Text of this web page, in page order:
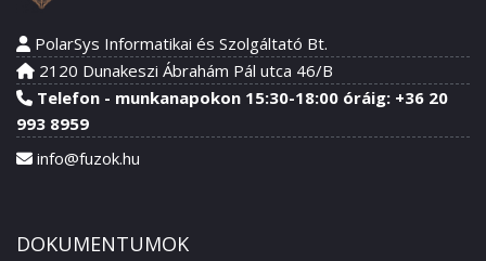
PolarSys Informatikai és Szolgáltató Bt.
2120 Dunakeszi Ábrahám Pál utca 46/B
Telefon - munkanapokon 15:30-18:00 óráig: +36 20
993 8959
info@fuzok.hu
DOKUMENTUMOK